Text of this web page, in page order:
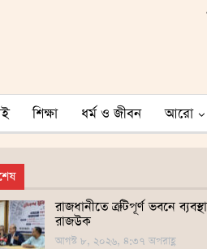
শিক্ষা ধর্ম ও জীবন আরো
রাজধানীতে ত্রুটিপূর্ণ ভবনে
রাজউক
আগস্ট ৮, ২০২৬, ৪:৩৭ অপরাহ্ণ